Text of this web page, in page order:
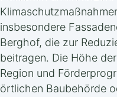
insbesondere
Berghof, die zur
beitragen. Die Höhe
Region und
örtlichen Baubehörde